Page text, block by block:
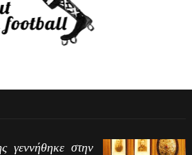
γεννήθηκε στην